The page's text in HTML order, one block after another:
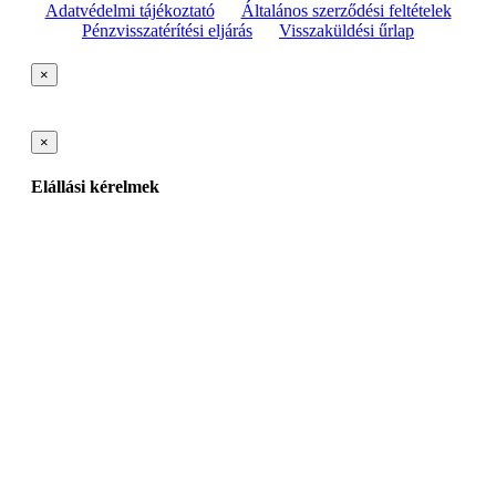
Adatvédelmi tájékoztató
Általános szerződési feltételek
Pénzvisszatérítési eljárás
Visszaküldési űrlap
×
×
Elállási kérelmek